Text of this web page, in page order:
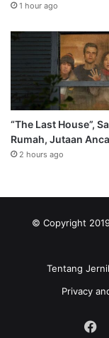
1 hour ago
“The Last House”,
Rumah, Jutaan
2 hours ago
© Copyright
Tentang
Privacy